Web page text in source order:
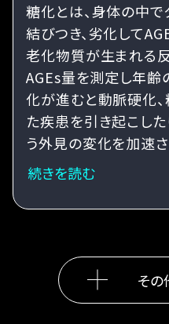
糖化とは、身体の中
結びつき、劣化して
老化物質が生まれる
AGEs量を測定し年齢
化が進むと動脈硬化
た疾患を引き起こした
う外見の変化を加速さ
続きを読む
その